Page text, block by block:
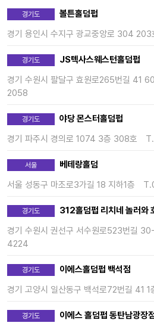
경기도
볼튼홀덤펍
경기 용인시 수지구 광교중앙로 304 203
경기도
JS텍사스웨스턴홀덤펍
경기 수원시 팔달구 효원로265번길 41
2058
경기도
야당 몬스터홀덤펍
경기 파주시 경의로 1074 3층 308호
서울
베테랑홀덤
서울 성동구 마조로3가길 18 지하1층
경기도
312홀덤펍 리치네 놀러와
경기 수원시 권선구 서수원로523번길
4224
경기도
이에스홀덤펍 백석점
경기 고양시 일산동구 백석로72번길 41 1
경기도
이에스 홀덤펍 동탄남광장